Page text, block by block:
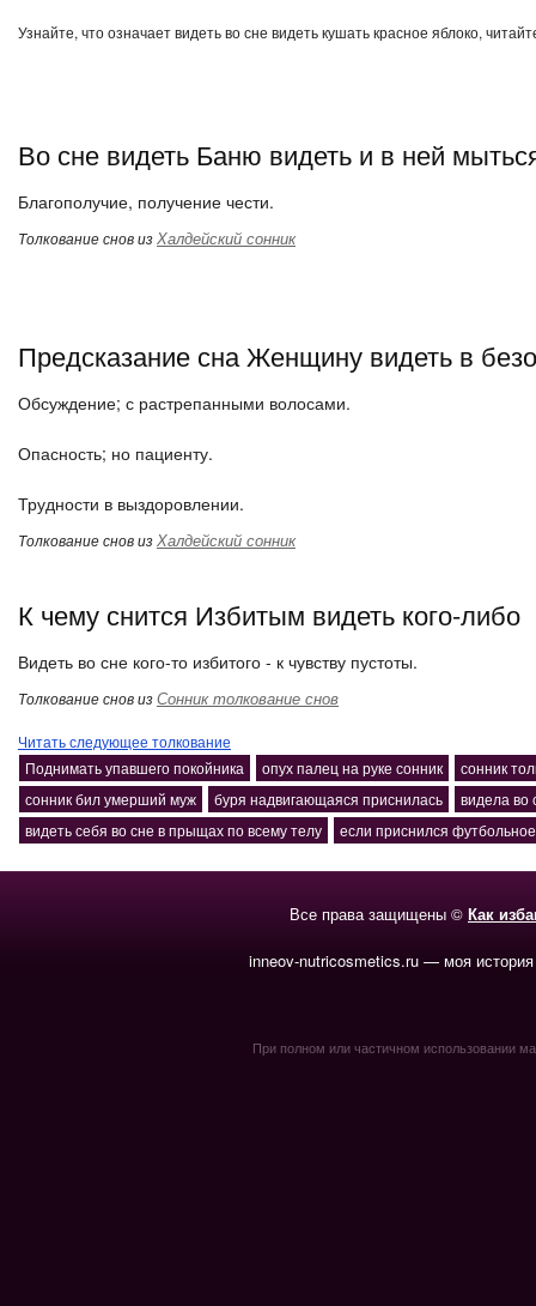
Узнайте, что означает видеть во сне видеть кушать красное яблоко,
Во сне видеть Баню видеть и в ней
Благополучие, получение чести.
Толкование снов изХалдейский сонник
Предсказание сна Женщину видеть в
Обсуждение; с растрепанными волосами.
Опасность; но пациенту.
Трудности в выздоровлении.
Толкование снов изХалдейский сонник
К чему снится Избитым видеть кого-либо
Видеть во сне кого-то избитого - к чувству пустоты.
Толкование снов изСонник толкование снов
Читать следующее толкование
Поднимать упавшего покойника
опух палец на руке сонник
сонник
сонник бил умерший муж
буря надвигающаяся приснилась
видела во
видеть себя во сне в прыщах по всему телу
если приснился
Все права защищены © Как
inneov-nutricosmetics.ru — моя
При полном или частичном использовании